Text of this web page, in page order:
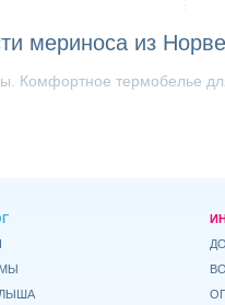
мериноса из
Комфортное термобелье